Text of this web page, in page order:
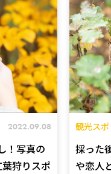
2022.09.08
！写真の
狩りスポ
観光ス
採った
や恋人